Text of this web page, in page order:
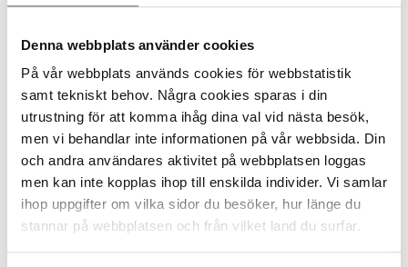
Denna webbplats använder cookies
På vår webbplats används cookies för webbstatistik
samt tekniskt behov. Några cookies sparas i din
utrustning för att komma ihåg dina val vid nästa besök,
men vi behandlar inte informationen på vår webbsida. Din
och andra användares aktivitet på webbplatsen loggas
men kan inte kopplas ihop till enskilda individer. Vi samlar
ihop uppgifter om vilka sidor du besöker, hur länge du
stannar på webbplatsen och från vilket land du surfar.
Område*
Tv/Telefoni/Bredband
Frågor som rör ditt abonnemang